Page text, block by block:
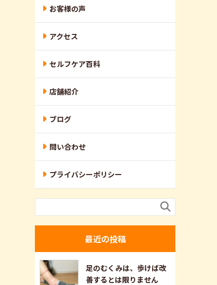
お客様の声
アクセス
セルフケア百科
店舗紹介
ブログ
問い合わせ
プライバシーポリシー

最近の投稿
足のむくみは、歩けば改
善するとは限りません